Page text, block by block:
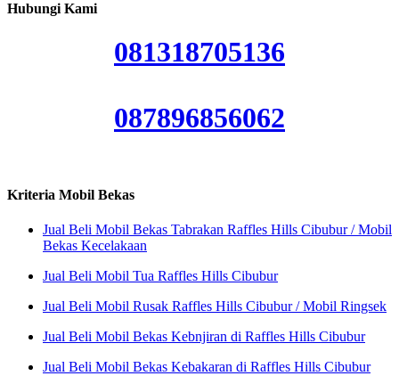
Hubungi Kami
081318705136
087896856062
Kriteria Mobil Bekas
Jual Beli Mobil Bekas Tabrakan Raffles Hills Cibubur / Mobil
Bekas Kecelakaan
Jual Beli Mobil Tua Raffles Hills Cibubur
Jual Beli Mobil Rusak Raffles Hills Cibubur / Mobil Ringsek
Jual Beli Mobil Bekas Kebnjiran di Raffles Hills Cibubur
Jual Beli Mobil Bekas Kebakaran di Raffles Hills Cibubur